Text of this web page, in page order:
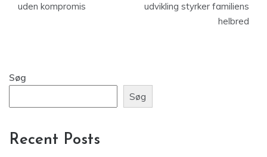
uden kompromis
udvikling styrker familiens
helbred
Søg
Søg
Recent Posts